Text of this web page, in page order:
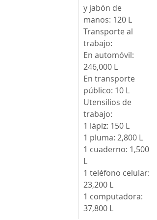
y jabón de
manos: 120 L
Transporte al
trabajo:
En automóvil:
246,000 L
En transporte
público: 10 L
Utensilios de
trabajo:
1 lápiz: 150 L
1 pluma: 2,800 L
1 cuaderno: 1,500
L
1 teléfono celular:
23,200 L
1 computadora:
37,800 L